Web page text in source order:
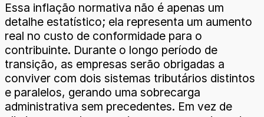
Essa inflação normativa não é apenas um
detalhe estatístico; ela representa um aumento
real no custo de conformidade para o
contribuinte. Durante o longo período de
transição, as empresas serão obrigadas a
conviver com dois sistemas tributários distintos
e paralelos, gerando uma sobrecarga
administrativa sem precedentes. Em vez de